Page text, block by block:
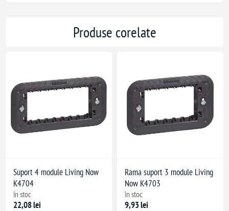
Produse corelate
Suport 4 module Living Now
K4704
în stoc
22,08 lei
Rama suport 3 module Living
Now K4703
în stoc
9,93 lei